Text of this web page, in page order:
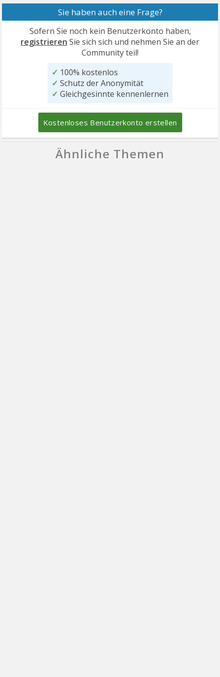
Sie haben auch eine Frage?
Sofern Sie noch kein Benutzerkonto haben,
registrieren Sie sich sich und nehmen Sie an der
Community teil!
✓ 100% kostenlos
✓ Schutz der Anonymität
✓ Gleichgesinnte kennenlernen
Kostenloses Benutzerkonto erstellen
Ähnliche Themen